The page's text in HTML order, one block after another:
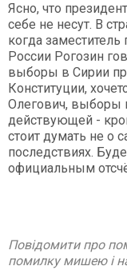
Ясно, что
себе не несут. В
когда заместитель
России Рогозин
выборы в Сирии
Конституции,
Олегович, выборы
действующей -
стоит думать не о
последствиях.
официальным
Повідомити про
помилку мишею і